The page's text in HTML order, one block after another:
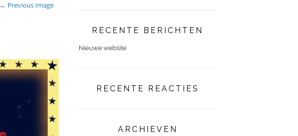
← Previous Image
RECENTE BERICHTEN
Nieuwe website
RECENTE REACTIES
ARCHIEVEN